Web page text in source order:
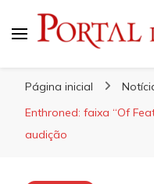
Página inicial
Enthroned: faixa “Of
audição